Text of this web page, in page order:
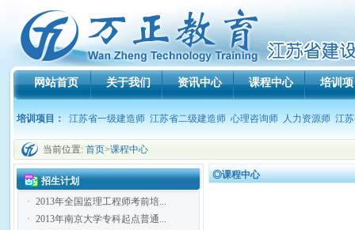
网站首页 关于我们 资讯中心 课程中心 培训
培训项目 ： 江苏省一级建造师 江苏省二级建造师 心理咨询师 人力资源师 江
当前位置: 首页>课程中心
招生计划
· 2013年全国监理工程师考前培...
· 2013年南京大学专科起点普通...
◎课程中心